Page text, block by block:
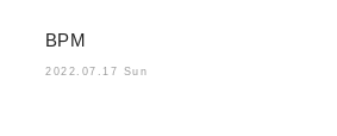
BPM
2022.07.17 Sun